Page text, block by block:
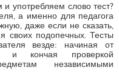
употребляем слово тест?
а именно для педагога
даже если не сказать,
своих подопечных. Тесты
везде: начиная от
и кончая проверкой
независимыми